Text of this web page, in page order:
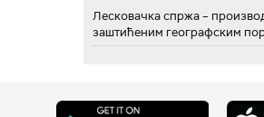
Лесковачка спржа –
заштићеним географским